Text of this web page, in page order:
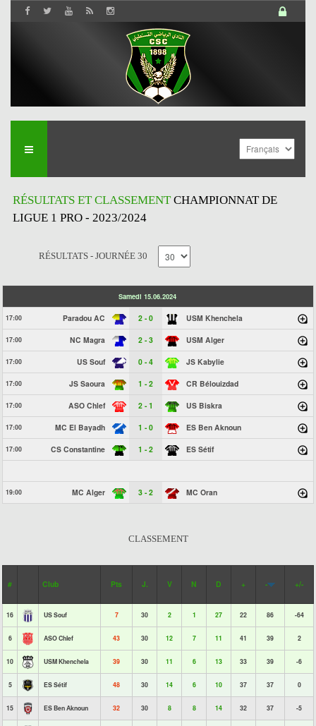
RÉSULTATS ET CLASSEMENTCHAMPIONNAT DE
LIGUE 1 PRO - 2023/2024
RÉSULTATS - JOURNÉE 30
Samedi 15.06.2024
17:00 Paradou AC 2 - 0 USM Khenchela
17:00 NC Magra 2 - 3 USM Alger
17:00 US Souf 0 - 4 JS Kabylie
17:00 JS Saoura 1 - 2 CR Bélouizdad
17:00 ASO Chlef 2 - 1 US Biskra
17:00 MC El Bayadh 1 - 0 ES Ben Aknoun
17:00 CS Constantine 1 - 2 ES Sétif
19:00 MC Alger 3 - 2 MC Oran
CLASSEMENT
# Club Pts J. V N D + - +/-
16 US Souf 7 30 2 1 27 22 86 -64
6 ASO Chlef 43 30 12 7 11 41 39 2
10 USM Khenchela 39 30 11 6 13 33 39 -6
5 ES Sétif 48 30 14 6 10 37 37 0
15 ES Ben Aknoun 32 30 8 8 14 32 37 -5